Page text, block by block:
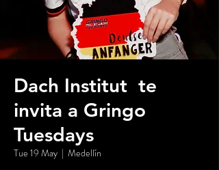
Dach Institut te
invita a Gringo
Tuesdays
Tue 19 May
  |
Medellín